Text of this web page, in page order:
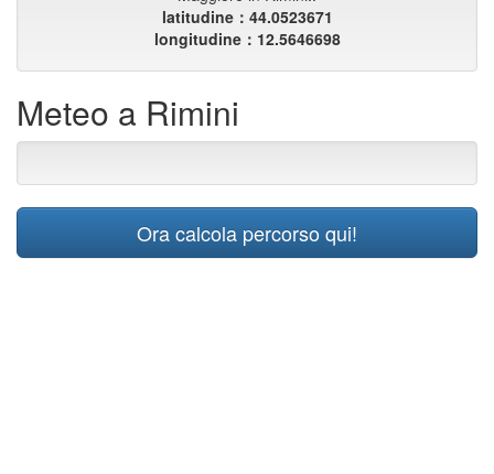
latitudine：44.0523671
longitudine：12.5646698
Meteo a Rimini
Ora calcola percorso qui!